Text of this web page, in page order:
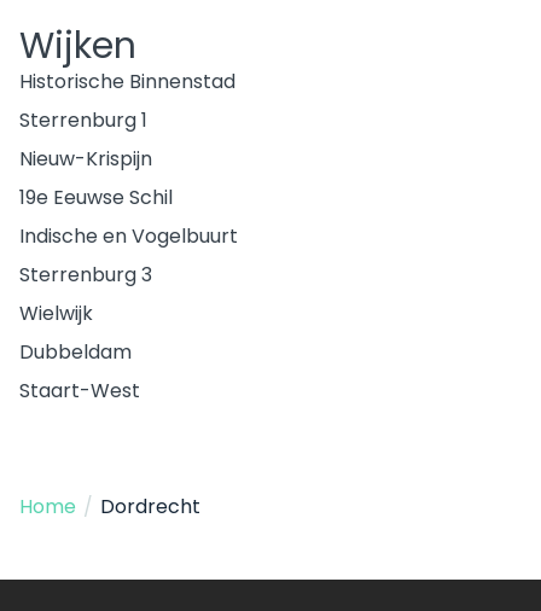
Wijken
Historische Binnenstad
Sterrenburg 1
Nieuw-Krispijn
19e Eeuwse Schil
Indische en Vogelbuurt
Sterrenburg 3
Wielwijk
Dubbeldam
Staart-West
Home / Dordrecht